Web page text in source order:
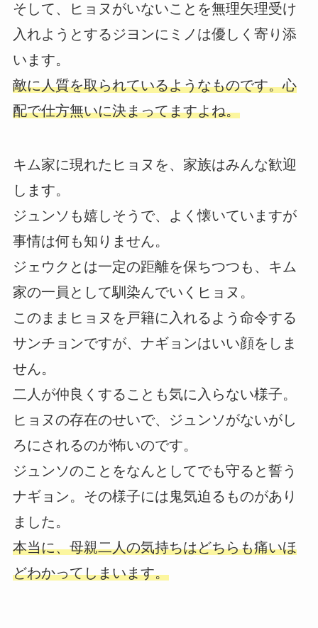
そして、ヒョヌがいないことを無理矢理受け
入れようとするジヨンにミノは優しく寄り添
います。
敵に人質を取られているようなものです。心
配で仕方無いに決まってますよね。
キム家に現れたヒョヌを、家族はみんな歓迎
します。
ジュンソも嬉しそうで、よく懐いていますが
事情は何も知りません。
ジェウクとは一定の距離を保ちつつも、キム
家の一員として馴染んでいくヒョヌ。
このままヒョヌを戸籍に入れるよう命令する
サンチョンですが、ナギョンはいい顔をしま
せん。
二人が仲良くすることも気に入らない様子。
ヒョヌの存在のせいで、ジュンソがないがし
ろにされるのが怖いのです。
ジュンソのことをなんとしてでも守ると誓う
ナギョン。その様子には鬼気迫るものがあり
ました。
本当に、母親二人の気持ちはどちらも痛いほ
どわかってしまいます。